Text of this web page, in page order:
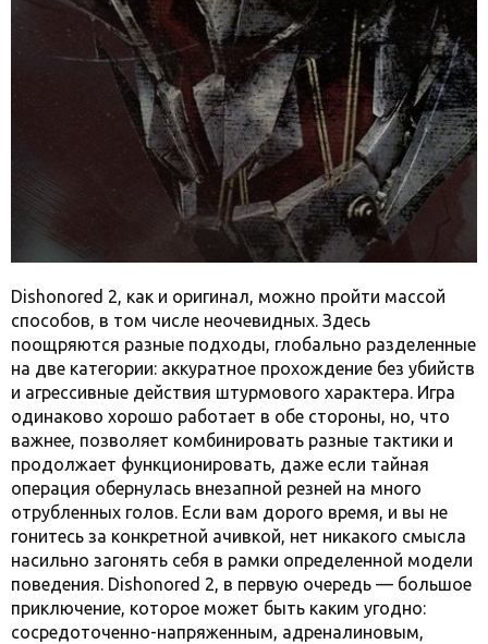
Dishonored 2, как и оригинал, можно пройти массой
способов, в том числе неочевидных. Здесь
поощряются разные подходы, глобально разделенные
на две категории: аккуратное прохождение без убийств
и агрессивные действия штурмового характера. Игра
одинаково хорошо работает в обе стороны, но, что
важнее, позволяет комбинировать разные тактики и
продолжает функционировать, даже если тайная
операция обернулась внезапной резней на много
отрубленных голов. Если вам дорого время, и вы не
гонитесь за конкретной ачивкой, нет никакого смысла
насильно загонять себя в рамки определенной модели
поведения. Dishonored 2, в первую очередь — большое
приключение, которое может быть каким угодно:
сосредоточенно-напряженным, адреналиновым,